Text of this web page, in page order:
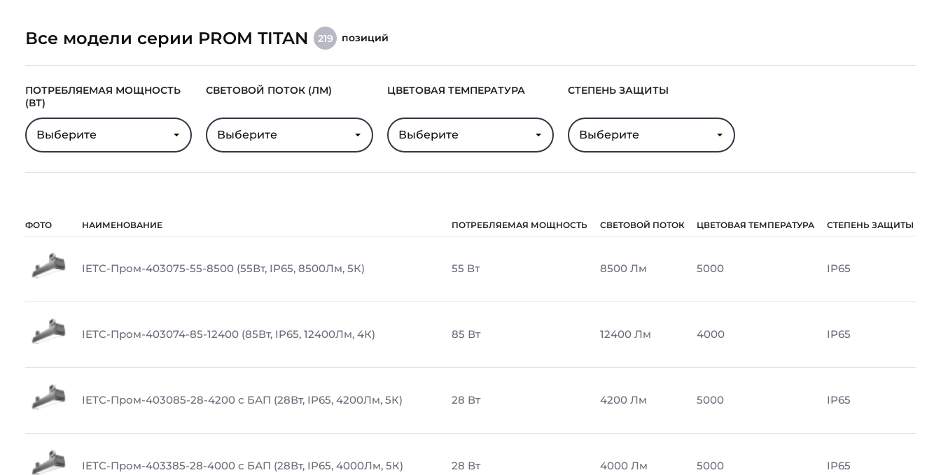
Все модели серии PROM TITAN 219 позиций
ПОТРЕБЛЯЕМАЯ МОЩНОСТЬ
(ВТ)
Выберите
СВЕТОВОЙ ПОТОК (ЛМ)
Выберите
ЦВЕТОВАЯ ТЕМПЕРАТУРА
Выберите
СТЕПЕНЬ ЗАЩИТЫ
Выберите
ФОТО НАИМЕНОВАНИЕ ПОТРЕБЛЯЕМАЯ МОЩНОСТЬ СВЕТОВОЙ ПОТОК ЦВЕТОВАЯ ТЕМПЕРАТУРА СТЕПЕНЬ ЗАЩИТЫ
IETC-Пром-403075-55-8500 (55Вт, IP65, 8500Лм, 5К) 55 Вт 8500 Лм 5000 IP65
IETC-Пром-403074-85-12400 (85Вт, IP65, 12400Лм, 4К) 85 Вт 12400 Лм 4000 IP65
IETC-Пром-403085-28-4200 с БАП (28Вт, IP65, 4200Лм, 5К) 28 Вт 4200 Лм 5000 IP65
IETC-Пром-403385-28-4000 с БАП (28Вт, IP65, 4000Лм, 5К) 28 Вт 4000 Лм 5000 IP65